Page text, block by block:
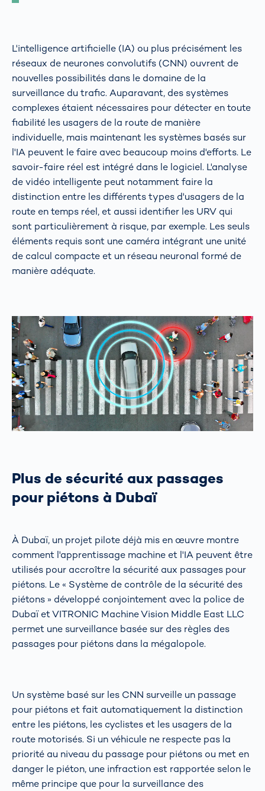
L'intelligence artificielle (IA) ou plus précisément les
réseaux de neurones convolutifs (CNN) ouvrent de
nouvelles possibilités dans le domaine de la
surveillance du trafic. Auparavant, des systèmes
complexes étaient nécessaires pour détecter en toute
fiabilité les usagers de la route de manière
individuelle, mais maintenant les systèmes basés sur
l'IA peuvent le faire avec beaucoup moins d'efforts. Le
savoir-faire réel est intégré dans le logiciel. L'analyse
de vidéo intelligente peut notamment faire la
distinction entre les différents types d'usagers de la
route en temps réel, et aussi identifier les URV qui
sont particulièrement à risque, par exemple. Les seuls
éléments requis sont une caméra intégrant une unité
de calcul compacte et un réseau neuronal formé de
manière adéquate.
Plus de sécurité aux passages
pour piétons à Dubaï
À Dubaï, un projet pilote déjà mis en œuvre montre
comment l'apprentissage machine et l'IA peuvent être
utilisés pour accroître la sécurité aux passages pour
piétons. Le « Système de contrôle de la sécurité des
piétons » développé conjointement avec la police de
Dubaï et VITRONIC Machine Vision Middle East LLC
permet une surveillance basée sur des règles des
passages pour piétons dans la mégalopole.
Un système basé sur les CNN surveille un passage
pour piétons et fait automatiquement la distinction
entre les piétons, les cyclistes et les usagers de la
route motorisés. Si un véhicule ne respecte pas la
priorité au niveau du passage pour piétons ou met en
danger le piéton, une infraction est rapportée selon le
même principe que pour la surveillance des